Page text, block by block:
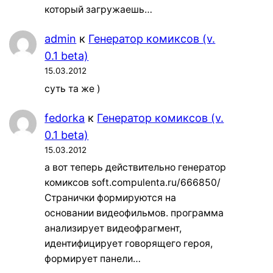
который загружаешь…
admin к Генератор комиксов (v.
0.1 beta)
15.03.2012
суть та же )
fedorka к Генератор комиксов (v.
0.1 beta)
15.03.2012
а вот теперь действительно генератор
комиксов soft.compulenta.ru/666850/
Странички формируются на
основании видеофильмов. программа
анализирует видеофрагмент,
идентифицирует говорящего героя,
формирует панели…